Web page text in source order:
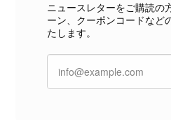
ニュースレターをご購読の
ーン、クーポンコードなど
たします。